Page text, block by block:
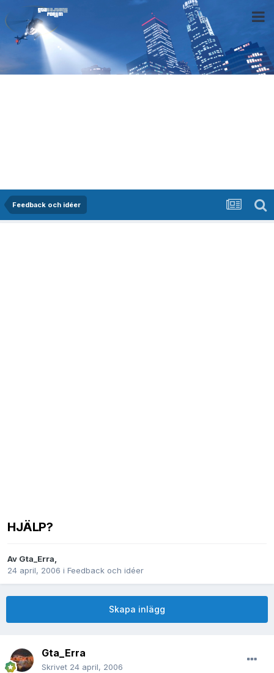
Feedback och idéer
HJÄLP?
Av Gta_Erra,
24 april, 2006 i Feedback och idéer
Skapa inlägg
Gta_Erra
Skrivet 24 april, 2006